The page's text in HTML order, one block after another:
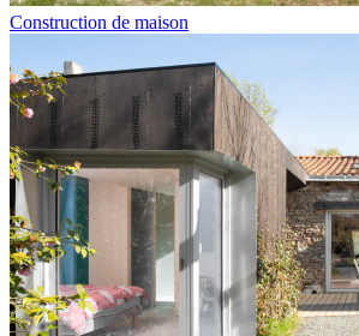
Construction de maison